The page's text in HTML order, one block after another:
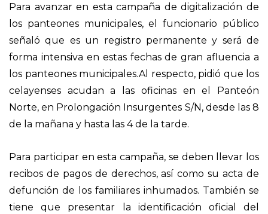
Para avanzar en esta campaña de digitalización de
los panteones municipales, el funcionario público
señaló que es un registro permanente y será de
forma intensiva en estas fechas de gran afluencia a
los panteones municipales.Al respecto, pidió que los
celayenses acudan a las oficinas en el Panteón
Norte, en Prolongación Insurgentes S/N, desde las 8
de la mañana y hasta las 4 de la tarde.
Para participar en esta campaña, se deben llevar los
recibos de pagos de derechos, así como su acta de
defunción de los familiares inhumados. También se
tiene que presentar la identificación oficial del